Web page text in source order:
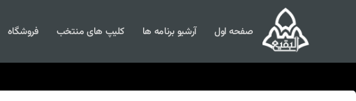
صفحه اول آرشیو برنامه ها کلیپ های منتخب فروشگاه